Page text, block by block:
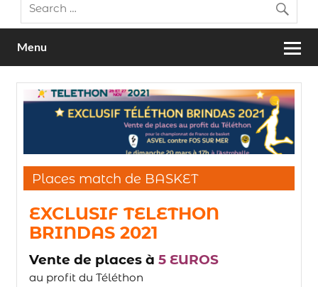
Menu
Places match de BASKET
EXCLUSIF TELETHON
BRINDAS 2021
Vente de places à 5 EUROS
au profit du Téléthon